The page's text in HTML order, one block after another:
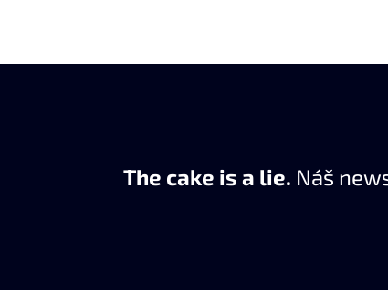
The cake is a lie. Náš